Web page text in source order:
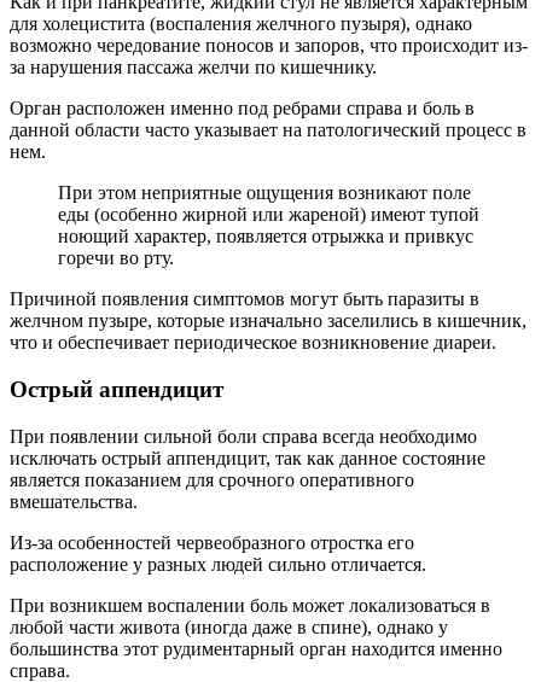
для холецистита (воспаления желчного пузыря), однако
возможно чередование поносов и запоров, что происходит из-
за нарушения пассажа желчи по кишечнику.
Орган расположен именно под ребрами справа и боль в
данной области часто указывает на патологический процесс в
нем.
При этом неприятные ощущения возникают поле
еды (особенно жирной или жареной) имеют тупой
ноющий характер, появляется отрыжка и привкус
горечи во рту.
Причиной появления симптомов могут быть паразиты в
желчном пузыре, которые изначально заселились в кишечник,
что и обеспечивает периодическое возникновение диареи.
Острый аппендицит
При появлении сильной боли справа всегда необходимо
исключать острый аппендицит, так как данное состояние
является показанием для срочного оперативного
вмешательства.
Из-за особенностей червеобразного отростка его
расположение у разных людей сильно отличается.
При возникшем воспалении боль может локализоваться в
любой части живота (иногда даже в спине), однако у
большинства этот рудиментарный орган находится именно
справа.